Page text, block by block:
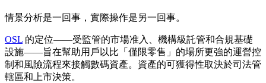
情景分析是一回事，實際操作是另一回事。
OSL 的定位——受監管的市場准入、機構級託管和合規基礎
設施——旨在幫助用戶以比「僅限零售」的場所更強的運營控
制和風險流程來接觸數碼資產。資產的可獲得性取決於司法管
轄區和上市決策。